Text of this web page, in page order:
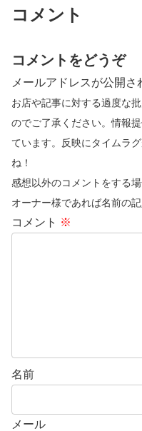
コメント
コメントをどうぞ
メールアドレスが公開さ
お店や記事に対する過度な
のでご了承ください。情報
ています。反映にタイムラ
ね！
感想以外のコメントをする
オーナー様であれば名前の
コメント ※
名前
メール